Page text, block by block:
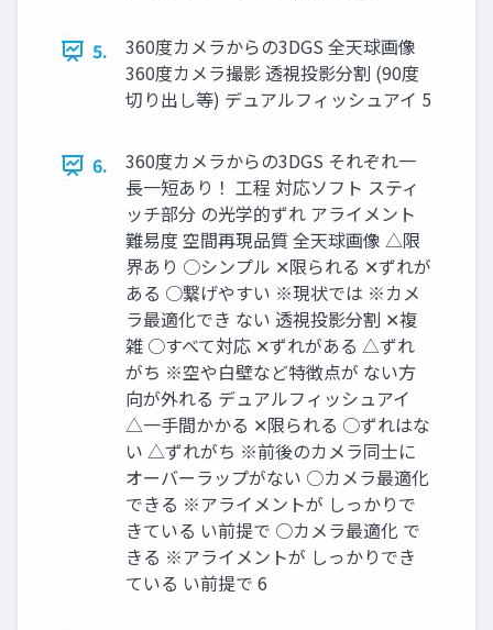
5.
360度カメラからの3DGS 全天球画像
360度カメラ撮影 透視投影分割 (90度
切り出し等) デュアルフィッシュアイ 5
6.
360度カメラからの3DGS それぞれ一
長一短あり！ 工程 対応ソフト スティ
ッチ部分 の光学的ずれ アライメント
難易度 空間再現品質 全天球画像 △限
界あり ○シンプル ✕限られる ✕ずれが
ある ○繋げやすい ※現状では ※カメ
ラ最適化でき ない 透視投影分割 ✕複
雑 ○すべて対応 ✕ずれがある △ずれ
がち ※空や白壁など特徴点が ない方
向が外れる デュアルフィッシュアイ
△一手間かかる ✕限られる ○ずれはな
い △ずれがち ※前後のカメラ同士に
オーバーラップがない ○カメラ最適化
できる ※アライメントが しっかりで
きている い前提で ○カメラ最適化 で
きる ※アライメントが しっかりでき
ている い前提で 6